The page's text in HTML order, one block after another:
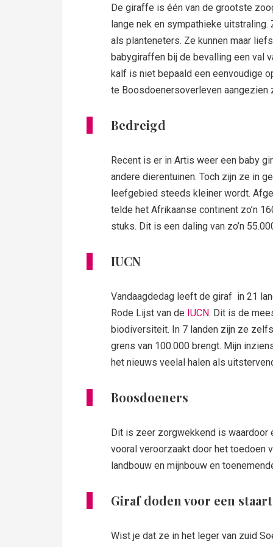
De giraffe is één van de grootste
lange nek en sympathieke
als planteneters. Ze kunnen maar
babygiraffen bij de bevalling een val
kalf is niet bepaald een eenvoudige
te Boosdoenersoverleven aangezien
Bedreigd
Recent is er in Artis weer een baby
andere dierentuinen. Toch zijn ze in
leefgebied steeds kleiner wordt.
telde het Afrikaanse continent zo’n
stuks. Dit is een daling van zo’n
IUCN
Vandaagdedag leeft de giraf in 21
Rode Lijst van de IUCN. Dit is de
biodiversiteit. In 7 landen zijn ze
grens van 100.000 brengt. Mijn
het nieuws veelal halen als
Boosdoeners
Dit is zeer zorgwekkend is waardoor
vooral veroorzaakt door het toedoen
landbouw en mijnbouw en
Giraf doden voor een staart
Wist je dat ze in het leger van zuid